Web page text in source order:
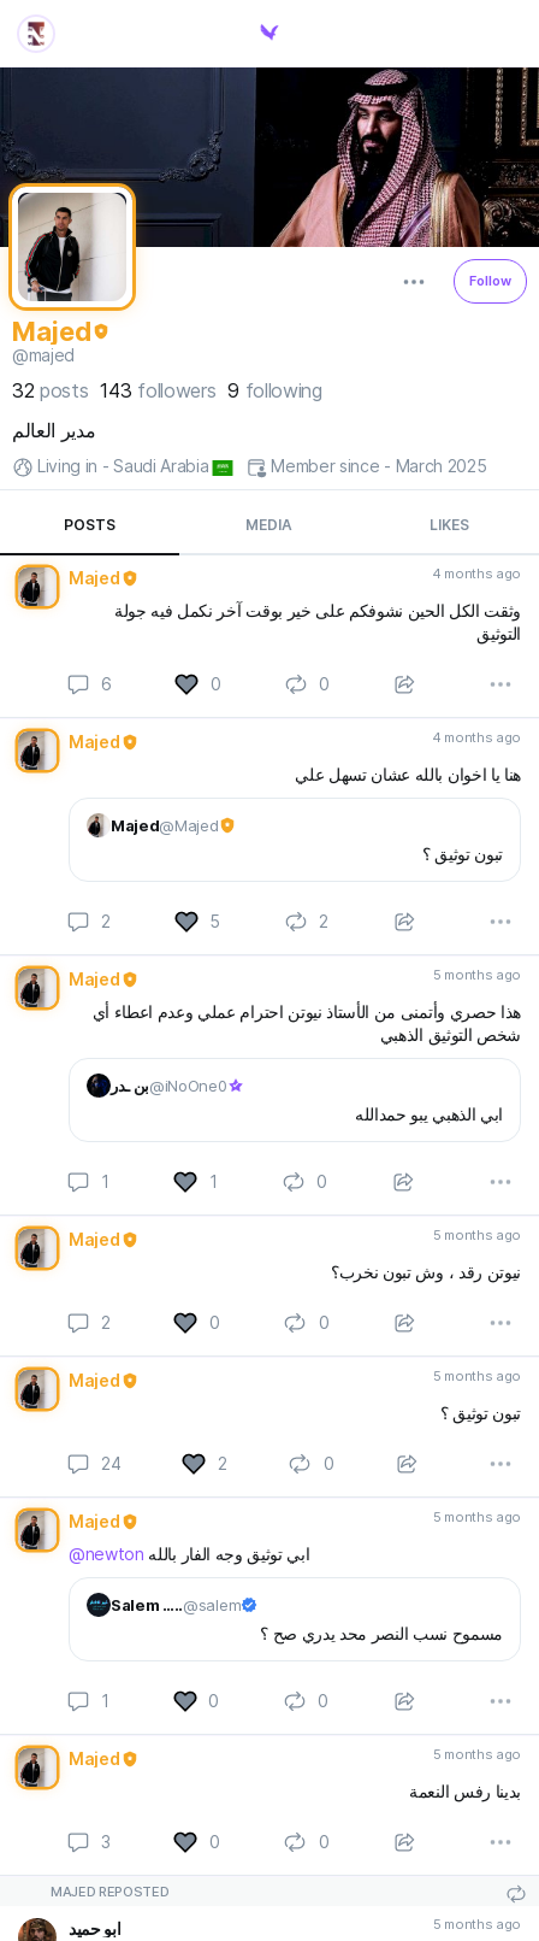
Follow
Majed
@majed
32posts 143 followers 9 following
مدير العالم
Living in - Saudi Arabia Member since - March 2025
POSTS MEDIA LIKES
Majed 4 months ago
وثقت الكل الحين نشوفكم على خير بوقت آخر نكمل فيه جولة
التوثيق
6 0 0
Majed 4 months ago
هنا يا اخوان بالله عشان تسهل علي
Majed@Majed
تبون توثيق ؟
2 5 2
Majed 5 months ago
هذا حصري وأتمنى من الأستاذ نيوتن احترام عملي وعدم اعطاء أي
شخص التوثيق الذهبي
بن ـدر@iNoOne0
ابي الذهبي يبو حمدالله
1 1 0
Majed 5 months ago
نيوتن رقد ، وش تبون نخرب؟
2 0 0
Majed 5 months ago
تبون توثيق ؟
24 2 0
Majed 5 months ago
@newton ابي توثيق وجه الفار بالله
Salem …..@salem
مسموح نسب النصر محد يدري صح ؟
1 0 0
Majed 5 months ago
بدينا رفس النعمة
3 0 0
MAJED REPOSTED
ابو حميد 5 months ago